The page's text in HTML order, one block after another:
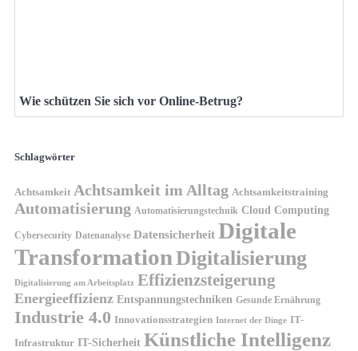
Wie schützen Sie sich vor Online-Betrug?
Schlagwörter
Achtsamkeit Achtsamkeit im Alltag Achtsamkeitstraining
Automatisierung Automatisierungstechnik Cloud Computing
Cybersecurity Datenanalyse Datensicherheit Digitale
TransformationDigitalisierung
Digitalisierung am Arbeitsplatz Effizienzsteigerung
Energieeffizienz Entspannungstechniken Gesunde Ernährung
Industrie 4.0 Innovationsstrategien Internet der Dinge IT-
Infrastruktur IT-Sicherheit Künstliche Intelligenz